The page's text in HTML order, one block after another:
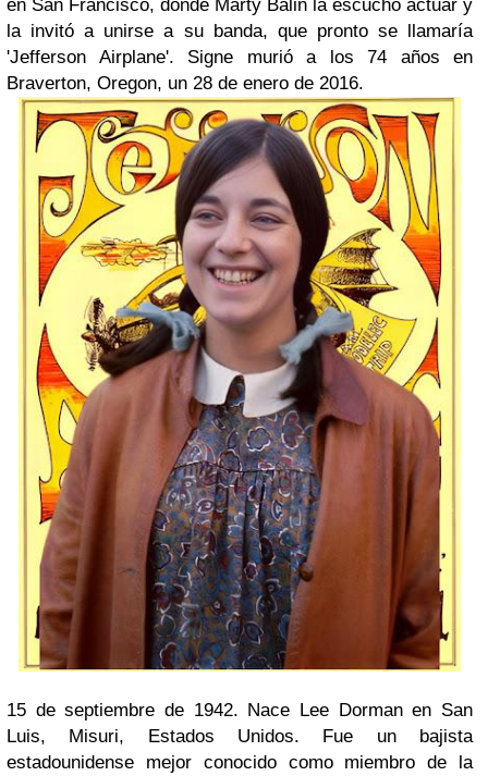
en San Francisco, donde Marty Balin la escuchó actuar y
la invitó a unirse a su banda, que pronto se llamaría
'Jefferson Airplane'. Signe murió a los 74 años en
Braverton, Oregon, un 28 de enero de 2016.
15 de septiembre de 1942. Nace Lee Dorman en San
Luis, Misuri, Estados Unidos. Fue un bajista
estadounidense mejor conocido como miembro de la